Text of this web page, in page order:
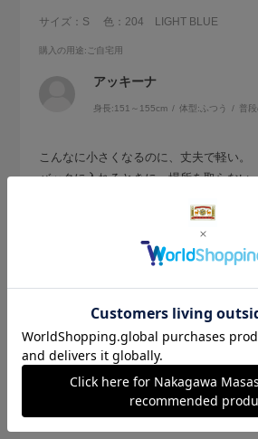
サイズ：S 色：204 LIGHT BLUE
購入の用途:ご自宅用
アッキーナ
身長:151～155cm 体型:ふつう 普
こんなに小さくなるのに、丈夫で軽い。
バックに入れるときに、場所を取らない
参考になった